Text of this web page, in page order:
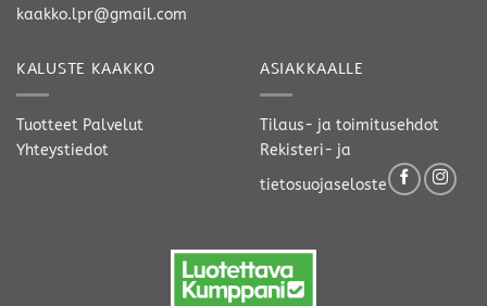
kaakko.lpr@gmail.com
KALUSTE KAAKKO
Tuotteet Palvelut
Yhteystiedot
ASIAKKAALLE
Tilaus- ja toimitusehdot
Rekisteri- ja
tietosuojaseloste